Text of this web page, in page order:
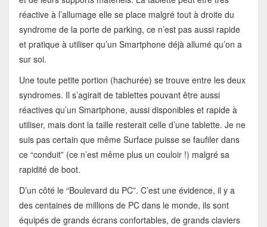
réactive à l’allumage elle se place malgré tout à droite du
syndrome de la porte de parking, ce n’est pas aussi rapide
et pratique à utiliser qu’un Smartphone déjà allumé qu’on a
sur soi.
Une toute petite portion (hachurée) se trouve entre les deux
syndromes. Il s’agirait de tablettes pouvant être aussi
réactives qu’un Smartphone, aussi disponibles et rapide à
utiliser, mais dont la taille resterait celle d’une tablette. Je ne
suis pas certain que même Surface puisse se faufiler dans
ce “conduit” (ce n’est même plus un couloir !) malgré sa
rapidité de boot.
D’un côté le “Boulevard du PC”. C’est une évidence, il y a
des centaines de millions de PC dans le monde, ils sont
équipés de grands écrans confortables, de grands claviers